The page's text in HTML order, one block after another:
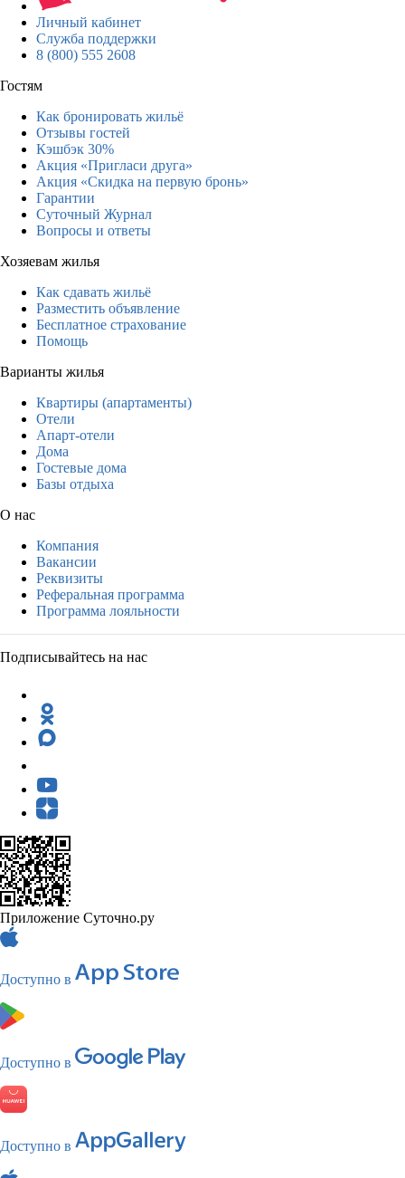
Личный кабинет
Служба поддержки
8 (800) 555 2608
Гостям
Как бронировать жильё
Отзывы гостей
Кэшбэк 30%
Акция «Пригласи друга»
Акция «Скидка на первую бронь»
Гарантии
Суточный Журнал
Вопросы и ответы
Хозяевам жилья
Как сдавать жильё
Разместить объявление
Бесплатное страхование
Помощь
Варианты жилья
Квартиры (апартаменты)
Отели
Апарт-отели
Дома
Гостевые дома
Базы отдыха
О нас
Компания
Вакансии
Реквизиты
Реферальная программа
Программа лояльности
Подписывайтесь на нас
Приложение Суточно.ру
Доступно в
Доступно в
Доступно в